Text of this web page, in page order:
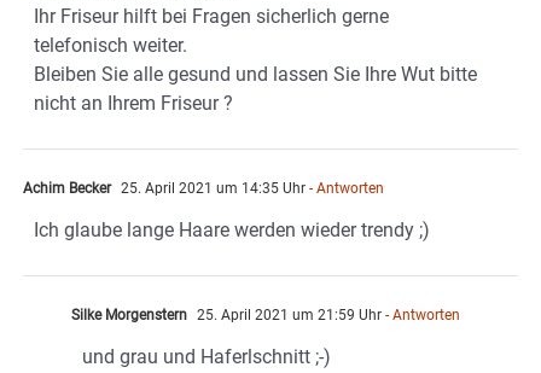
Ihr Friseur hilft bei Fragen sicherlich gerne
telefonisch weiter.
Bleiben Sie alle gesund und lassen Sie Ihre Wut bitte
nicht an Ihrem Friseur ?
Achim Becker 25. April 2021 um 14:35 Uhr - Antworten
Ich glaube lange Haare werden wieder trendy ;)
Silke Morgenstern 25. April 2021 um 21:59 Uhr - Antworten
und grau und Haferlschnitt ;-)